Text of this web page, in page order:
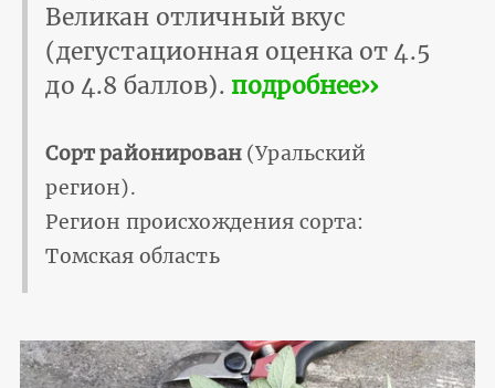
Великан отличный вкус
(дегустационная оценка от 4.5
до 4.8 баллов). подробнее››
Сорт районирован(Уральский
регион).
Регион происхождения сорта:
Томская область